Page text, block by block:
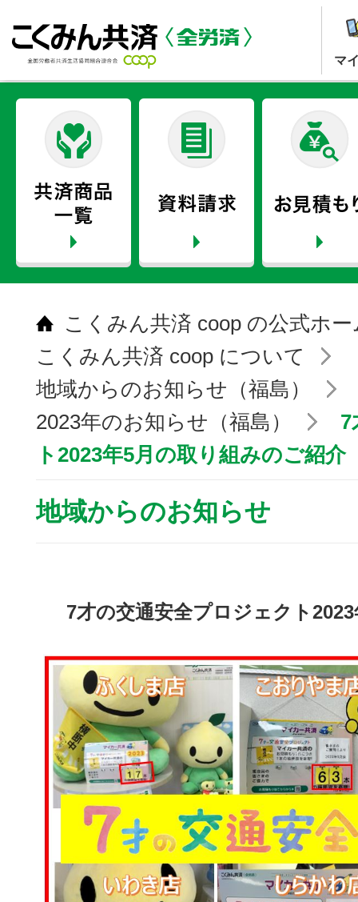
マ
こくみん共済 coop の公式ホ
こくみん共済 coop について
地域からのお知らせ（福島）
2023年のお知らせ（福島）
7
ト2023年5月の取り組みのご紹介
地域からのお知らせ
7才の交通安全プロジェクト